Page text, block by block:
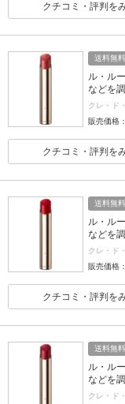
クチコミ・評判を
送料無料
ル・ル
などを
クレ・ド
販売価格：
クチコミ・評判を
送料無料
ル・ル
などを
クレ・ド
販売価格：
クチコミ・評判を
送料無料
ル・ル
などを
クレ・ド